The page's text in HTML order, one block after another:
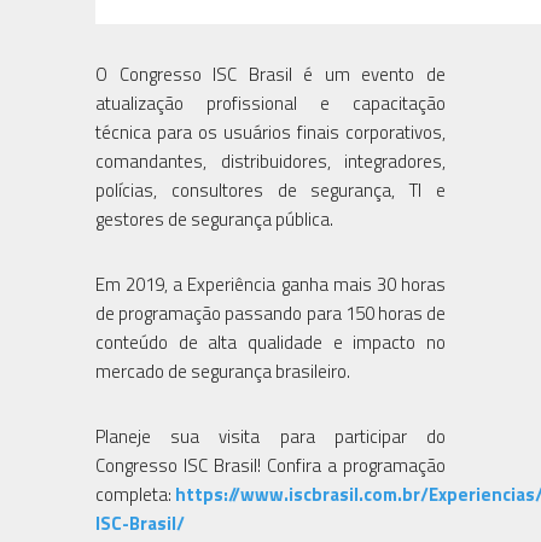
O Congresso ISC Brasil é um evento de
atualização profissional e capacitação
técnica para os usuários finais corporativos,
comandantes, distribuidores, integradores,
polícias, consultores de segurança, TI e
gestores de segurança pública.
Em 2019, a Experiência ganha mais 30 horas
de programação passando para 150 horas de
conteúdo de alta qualidade e impacto no
mercado de segurança brasileiro.
Planeje sua visita para participar do
Congresso ISC Brasil! Confira a programação
completa: https://www.iscbrasil.com.br/
ISC-Brasil/